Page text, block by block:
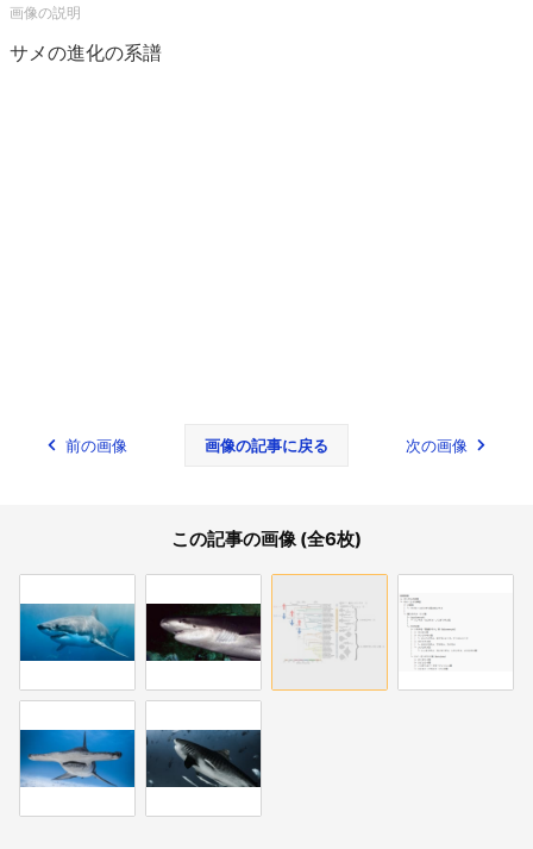
サメの進化の系譜
前の画像 画像の記事に戻る 次の画像
この記事の画像 (全6枚)